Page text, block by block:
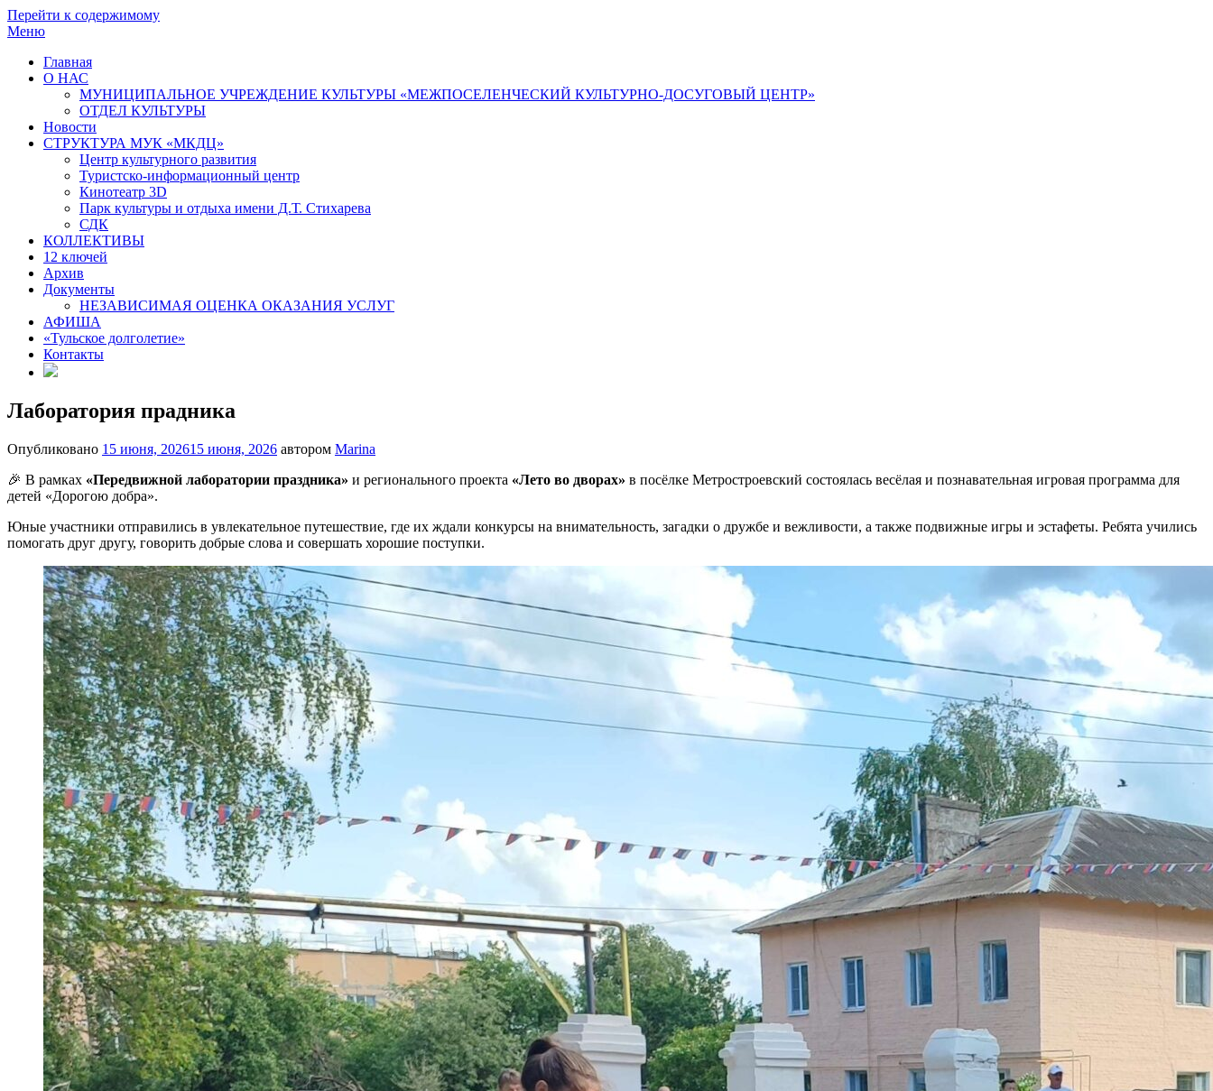
Перейти к содержимому
Меню
Главная
О НАС
МУНИЦИПАЛЬНОЕ УЧРЕЖДЕНИЕ КУЛЬТУРЫ «МЕЖПОСЕЛЕНЧЕСКИЙ КУЛЬТУРНО-ДОСУГОВЫЙ ЦЕНТР»
ОТДЕЛ КУЛЬТУРЫ
Новости
СТРУКТУРА МУК «МКДЦ»
Центр культурного развития
Туристско-информационный центр
Кинотеатр 3D
Парк культуры и отдыха имени Д.Т. Стихарева
СДК
КОЛЛЕКТИВЫ
12 ключей
Архив
Документы
НЕЗАВИСИМАЯ ОЦЕНКА ОКАЗАНИЯ УСЛУГ
АФИША
«Тульское долголетие»
Контакты
Лаборатория прадника
Опубликовано 15 июня, 202615 июня, 2026 автором Marina
🎉 В рамках «Передвижной лаборатории праздника» и регионального проекта «Лето во дворах» в посёлке Метростроевский состоялась весёлая и познавательная игровая программа для
детей «Дорогою добра».
Юные участники отправились в увлекательное путешествие, где их ждали конкурсы на внимательность, загадки о дружбе и вежливости, а также подвижные игры и эстафеты. Ребята учились
помогать друг другу, говорить добрые слова и совершать хорошие поступки.